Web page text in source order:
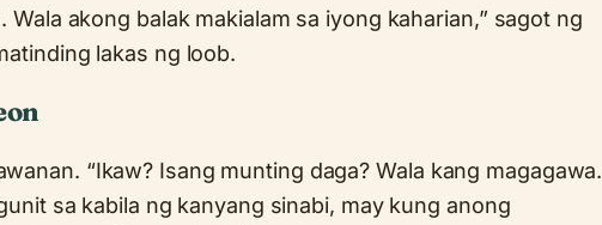
Wala akong balak makialam sa iyong kaharian,” sagot ng
lakas ng loob.
“Ikaw? Isang munting daga? Wala kang magagawa.
sa kabila ng kanyang sinabi, may kung anong